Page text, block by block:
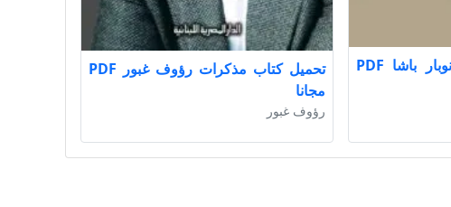
تحميل كتاب مذكرات نوبار باشا PDF
تحميل كتاب مذكرات رؤوف غبور PDF
مجانا
رؤوف غبور